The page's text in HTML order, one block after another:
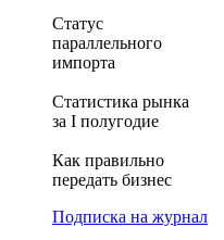
Статус
параллельного
импорта
Статистика рынка
за I полугодие
Как правильно
передать бизнес
Подписка на журнал